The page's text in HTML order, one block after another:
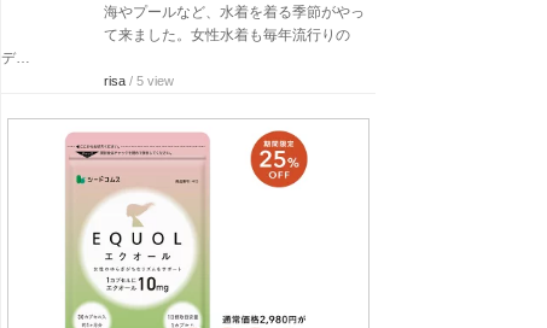
海やプールなど、水着を着る季節がやっ
て来ました。女性水着も毎年流行りの
デ…
risa / 5 view